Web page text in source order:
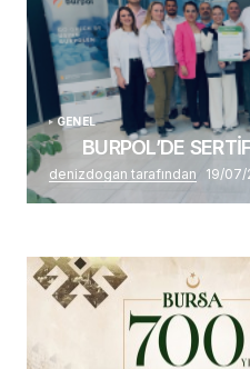
GENEL
BURPOL’DE
denizdogan tarafından 19/07/